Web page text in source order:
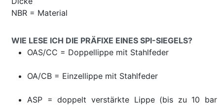
NBR = Material
WIE LESE ICH DIE PRÄFIXE EINES SPI-SIEGELS?
OAS/CC = Doppellippe mit Stahlfeder
OA/CB = Einzellippe mit Stahlfeder
ASP = doppelt verstärkte Lippe (bis zu 10 bar